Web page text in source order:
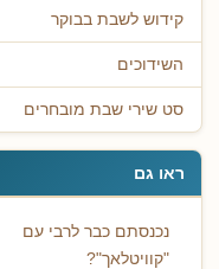
קידוש לשבת בבוקר
השידוכים
סט שירי שבת מובחרים
ראו גם
נכנסתם כבר לרבי עם
"קוויטלאך"?